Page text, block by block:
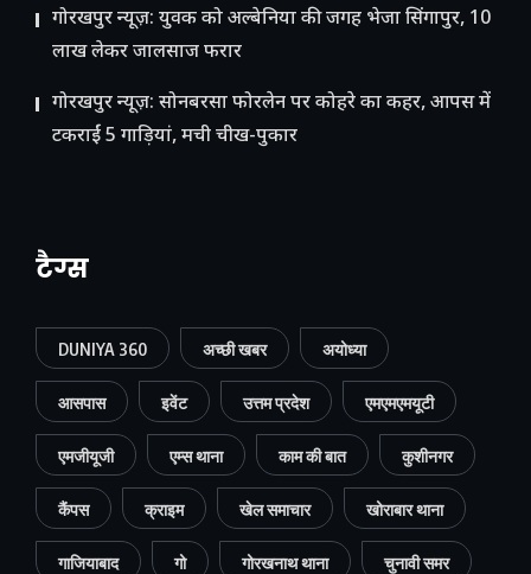
गोरखपुर न्यूज़: युवक को अल्बेनिया की जगह भेजा सिंगापुर, 10
लाख लेकर जालसाज फरार
गोरखपुर न्यूज़: सोनबरसा फोरलेन पर कोहरे का कहर, आपस में
टकराईं 5 गाड़ियां, मची चीख-पुकार
टैग्स
DUNIYA 360 अच्छी खबर अयोध्या
आसपास इवेंट उत्तम प्रदेश एमएमएमयूटी
एमजीयूजी एम्स थाना काम की बात कुशीनगर
कैंपस क्राइम खेल समाचार खोराबार थाना
गाजियाबाद गो गोरखनाथ थाना चुनावी समर